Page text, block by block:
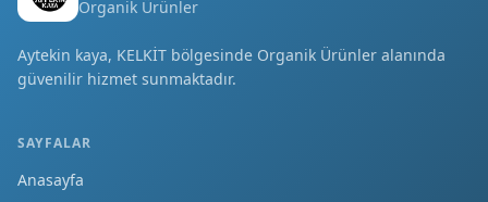
Organik Ürünler
Aytekin kaya, KELKİT bölgesinde Organik Ürünler alanında
güvenilir hizmet sunmaktadır.
SAYFALAR
Anasayfa